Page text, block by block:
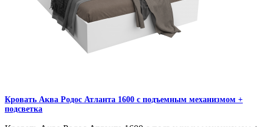
Кровать Аква Родос Атланта 1600 с подъемным механизмом +
подсветка